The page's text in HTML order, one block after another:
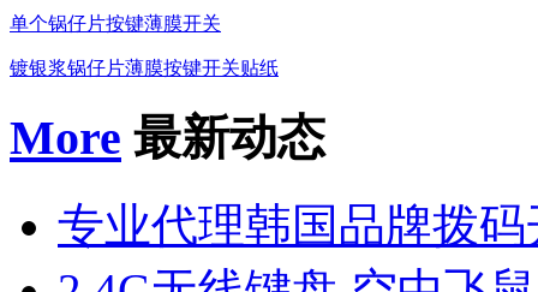
单个锅仔片按键薄膜开关
镀银浆锅仔片薄膜按键开关贴纸
More 最新动态
专业代理韩国品牌拨